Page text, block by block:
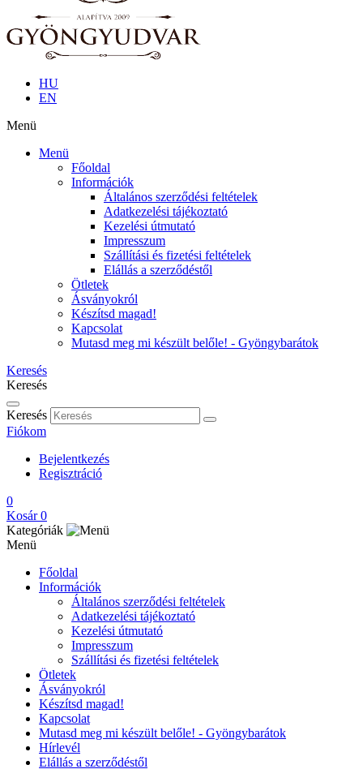
HU
EN
Menü
Menü
Főoldal
Információk
Általános szerződési feltételek
Adatkezelési tájékoztató
Kezelési útmutató
Impresszum
Szállítási és fizetési feltételek
Elállás a szerződéstől
Ötletek
Ásványokról
Készítsd magad!
Kapcsolat
Mutasd meg mi készült belőle! - Gyöngybarátok
Keresés
Keresés
Keresés
Fiókom
Bejelentkezés
Regisztráció
0
Kosár 0
Kategóriák
Menü
Főoldal
Információk
Általános szerződési feltételek
Adatkezelési tájékoztató
Kezelési útmutató
Impresszum
Szállítási és fizetési feltételek
Ötletek
Ásványokról
Készítsd magad!
Kapcsolat
Mutasd meg mi készült belőle! - Gyöngybarátok
Hírlevél
Elállás a szerződéstől